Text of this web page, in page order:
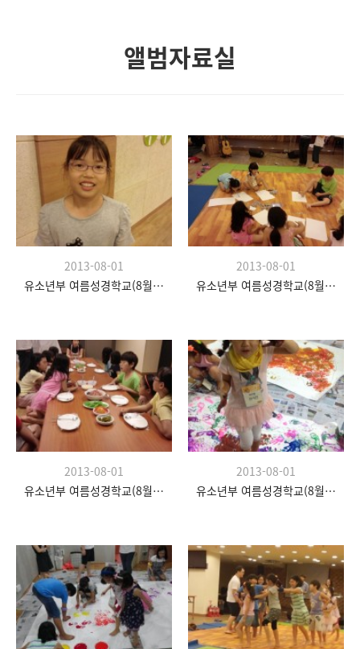
앨범자료실
2013-08-01
유소년부 여름성경학교(8월 20일)
2013-08-01
유소년부 여름성경학교(8월 20일)
2013-08-01
유소년부 여름성경학교(8월 20일)
2013-08-01
유소년부 여름성경학교(8월 20일)